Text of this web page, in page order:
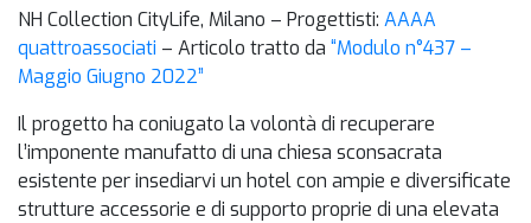
NH Collection CityLife, Milano – Progettisti: AAAA
quattroassociati – Articolo tratto da “Modulo n°437 –
Maggio Giugno 2022”
Il progetto ha coniugato la volontà di recuperare
l’imponente manufatto di una chiesa sconsacrata
esistente per insediarvi un hotel con ampie e diversificate
strutture accessorie e di supporto proprie di una elevata